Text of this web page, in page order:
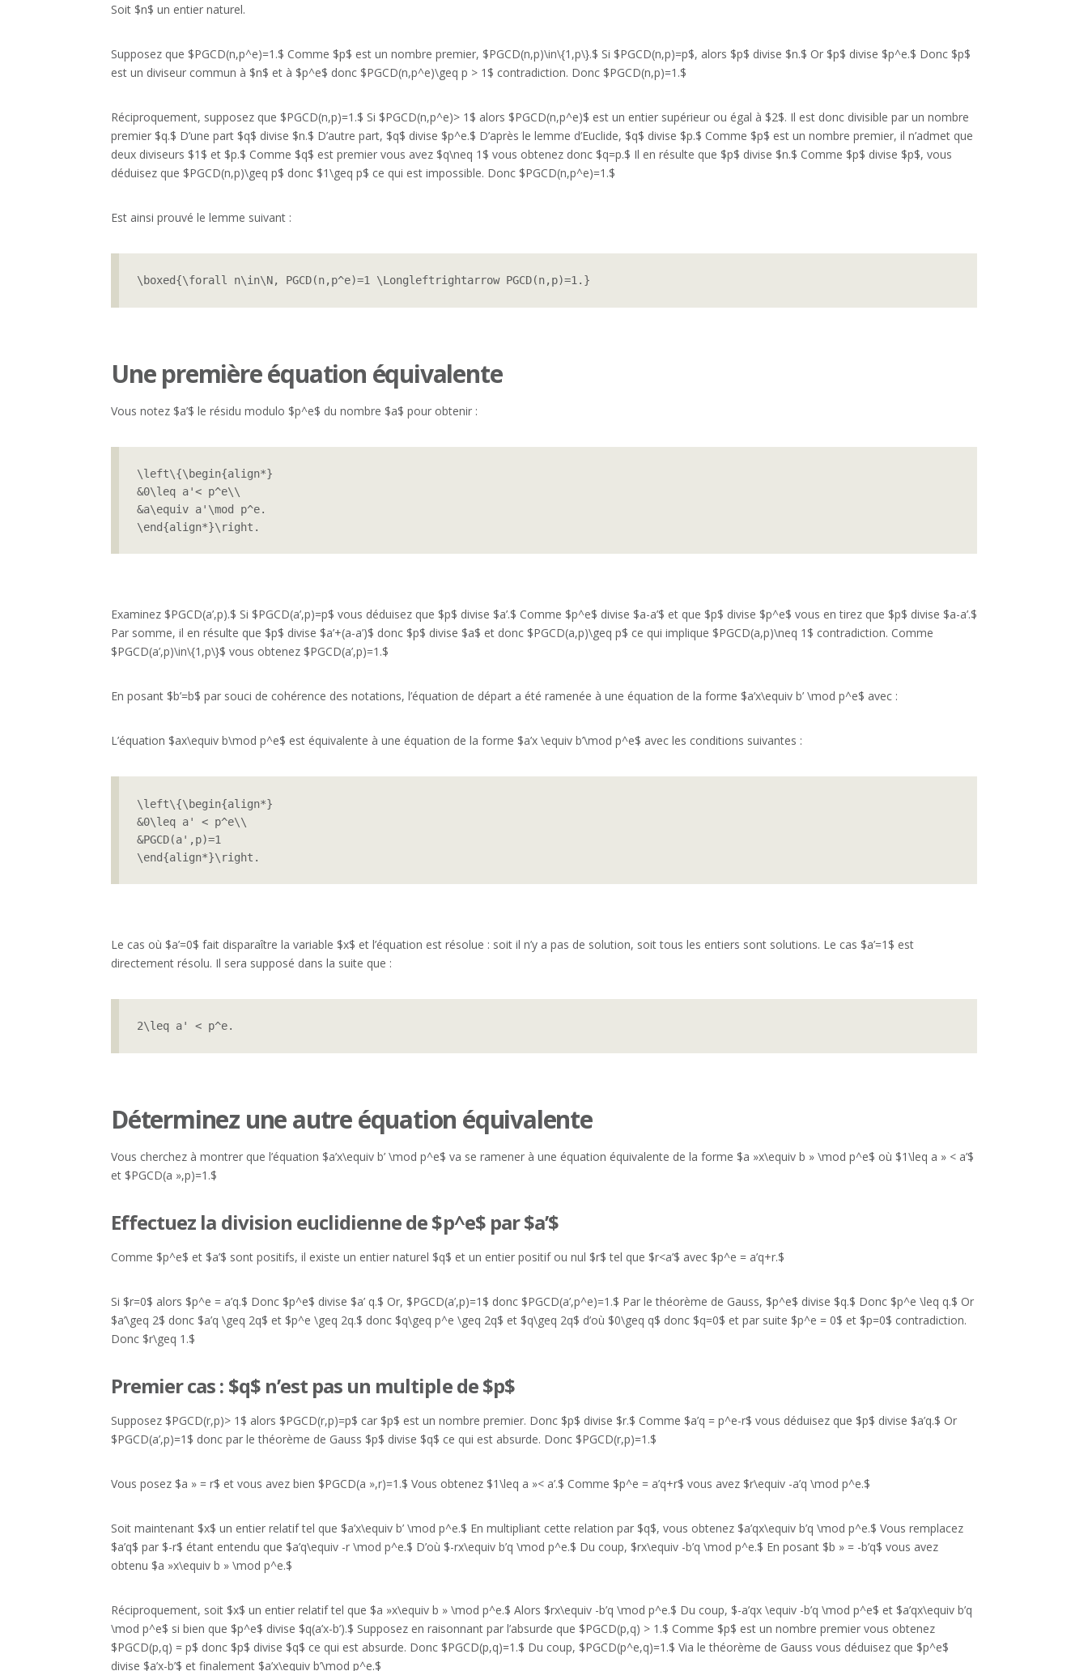
Soit $n$ un entier naturel.
Supposez que $PGCD(n,p^e)=1.$ Comme $p$ est un nombre premier, $PGCD(n,p)\in\{1,p\}.$ Si $PGCD(n,p)=p$, alors $p$ divise $n.$ Or $p$ divise $p^e.$ Donc $p$
est un diviseur commun à $n$ et à $p^e$ donc $PGCD(n,p^e)\geq p > 1$ contradiction. Donc $PGCD(n,p)=1.$
Réciproquement, supposez que $PGCD(n,p)=1.$ Si $PGCD(n,p^e)> 1$ alors $PGCD(n,p^e)$ est un entier supérieur ou égal à $2$. Il est donc divisible par un nombre
premier $q.$ D’une part $q$ divise $n.$ D’autre part, $q$ divise $p^e.$ D’après le lemme d’Euclide, $q$ divise $p.$ Comme $p$ est un nombre premier, il n’admet que
deux diviseurs $1$ et $p.$ Comme $q$ est premier vous avez $q\neq 1$ vous obtenez donc $q=p.$ Il en résulte que $p$ divise $n.$ Comme $p$ divise $p$, vous
déduisez que $PGCD(n,p)\geq p$ donc $1\geq p$ ce qui est impossible. Donc $PGCD(n,p^e)=1.$
Est ainsi prouvé le lemme suivant :
\boxed{\forall n\in\N, PGCD(n,p^e)=1 \Longleftrightarrow PGCD(n,p)=1.}
Une première équation équivalente
Vous notez $a’$ le résidu modulo $p^e$ du nombre $a$ pour obtenir :
\left\{\begin{align*}
&0\leq a'< p^e\\
&a\equiv a'\mod p^e.
\end{align*}\right.
Examinez $PGCD(a’,p).$ Si $PGCD(a’,p)=p$ vous déduisez que $p$ divise $a’.$ Comme $p^e$ divise $a-a’$ et que $p$ divise $p^e$ vous en tirez que $p$ divise $a-a’.$
Par somme, il en résulte que $p$ divise $a’+(a-a’)$ donc $p$ divise $a$ et donc $PGCD(a,p)\geq p$ ce qui implique $PGCD(a,p)\neq 1$ contradiction. Comme
$PGCD(a’,p)\in\{1,p\}$ vous obtenez $PGCD(a’,p)=1.$
En posant $b’=b$ par souci de cohérence des notations, l’équation de départ a été ramenée à une équation de la forme $a’x\equiv b’ \mod p^e$ avec :
L’équation $ax\equiv b\mod p^e$ est équivalente à une équation de la forme $a’x \equiv b’\mod p^e$ avec les conditions suivantes :
\left\{\begin{align*}
&0\leq a' < p^e\\
&PGCD(a',p)=1
\end{align*}\right.
Le cas où $a’=0$ fait disparaître la variable $x$ et l’équation est résolue : soit il n’y a pas de solution, soit tous les entiers sont solutions. Le cas $a’=1$ est
directement résolu. Il sera supposé dans la suite que :
2\leq a' < p^e.
Déterminez une autre équation équivalente
Vous cherchez à montrer que l’équation $a’x\equiv b’ \mod p^e$ va se ramener à une équation équivalente de la forme $a »x\equiv b » \mod p^e$ où $1\leq a » < a’$
et $PGCD(a »,p)=1.$
Effectuez la division euclidienne de $p^e$ par $a’$
Comme $p^e$ et $a’$ sont positifs, il existe un entier naturel $q$ et un entier positif ou nul $r$ tel que $r<a’$ avec $p^e = a’q+r.$
Si $r=0$ alors $p^e = a’q.$ Donc $p^e$ divise $a’ q.$ Or, $PGCD(a’,p)=1$ donc $PGCD(a’,p^e)=1.$ Par le théorème de Gauss, $p^e$ divise $q.$ Donc $p^e \leq q.$ Or
$a’\geq 2$ donc $a’q \geq 2q$ et $p^e \geq 2q.$ donc $q\geq p^e \geq 2q$ et $q\geq 2q$ d’où $0\geq q$ donc $q=0$ et par suite $p^e = 0$ et $p=0$ contradiction.
Donc $r\geq 1.$
Premier cas : $q$ n’est pas un multiple de $p$
Supposez $PGCD(r,p)> 1$ alors $PGCD(r,p)=p$ car $p$ est un nombre premier. Donc $p$ divise $r.$ Comme $a’q = p^e-r$ vous déduisez que $p$ divise $a’q.$ Or
$PGCD(a’,p)=1$ donc par le théorème de Gauss $p$ divise $q$ ce qui est absurde. Donc $PGCD(r,p)=1.$
Vous posez $a » = r$ et vous avez bien $PGCD(a »,r)=1.$ Vous obtenez $1\leq a »< a’.$ Comme $p^e = a’q+r$ vous avez $r\equiv -a’q \mod p^e.$
Soit maintenant $x$ un entier relatif tel que $a’x\equiv b’ \mod p^e.$ En multipliant cette relation par $q$, vous obtenez $a’qx\equiv b’q \mod p^e.$ Vous remplacez
$a’q$ par $-r$ étant entendu que $a’q\equiv -r \mod p^e.$ D’où $-rx\equiv b’q \mod p^e.$ Du coup, $rx\equiv -b’q \mod p^e.$ En posant $b » = -b’q$ vous avez
obtenu $a »x\equiv b » \mod p^e.$
Réciproquement, soit $x$ un entier relatif tel que $a »x\equiv b » \mod p^e.$ Alors $rx\equiv -b’q \mod p^e.$ Du coup, $-a’qx \equiv -b’q \mod p^e$ et $a’qx\equiv b’q
\mod p^e$ si bien que $p^e$ divise $q(a’x-b’).$ Supposez en raisonnant par l’absurde que $PGCD(p,q) > 1.$ Comme $p$ est un nombre premier vous obtenez
$PGCD(p,q) = p$ donc $p$ divise $q$ ce qui est absurde. Donc $PGCD(p,q)=1.$ Du coup, $PGCD(p^e,q)=1.$ Via le théorème de Gauss vous déduisez que $p^e$
divise $a’x-b’$ et finalement $a’x\equiv b’\mod p^e.$